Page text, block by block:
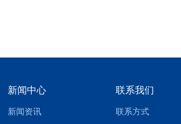
新闻中心
新闻资讯
联系我们
联系方式